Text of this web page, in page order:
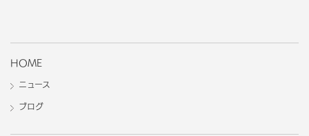
HOME
ニュース
ブログ